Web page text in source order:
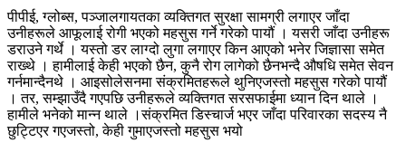
पीपीई, ग्लोब्स, पञ्जालगायतका व्यक्तिगत सुरक्षा सामग्री लगाएर जाँदा
उनीहरूले आफूलाई रोगी भएको महसुस गर्ने गरेको पायौं । यसरी जाँदा उनीहरू
डराउने गर्थे । यस्तो डर लाग्दो लुगा लगाएर किन आएको भनेर जिज्ञासा समेत
राख्थे । हामीलाई केही भएको छैन, कुनै रोग लागेको छैनभन्दै औषधि समेत सेवन
गर्नमान्दैनथे । आइसोलेसनमा संक्रमितहरूले थुनिएजस्तो महसुस गरेको पायौं
। तर, सम्झाउँदै गएपछि उनीहरूले व्यक्तिगत सरसफाईमा ध्यान दिन थाले ।
हामीले भनेको मान्न थाले ।संक्रमित डिस्चार्ज भएर जाँदा परिवारका सदस्य नै
छुट्टिएर गएजस्तो, केही गुमाएजस्तो महसुस भयो